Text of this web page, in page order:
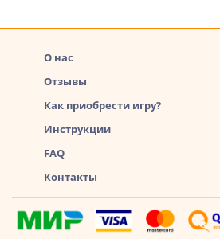
О нас
Отзывы
Как приобрести игру?
Инструкции
FAQ
Контакты